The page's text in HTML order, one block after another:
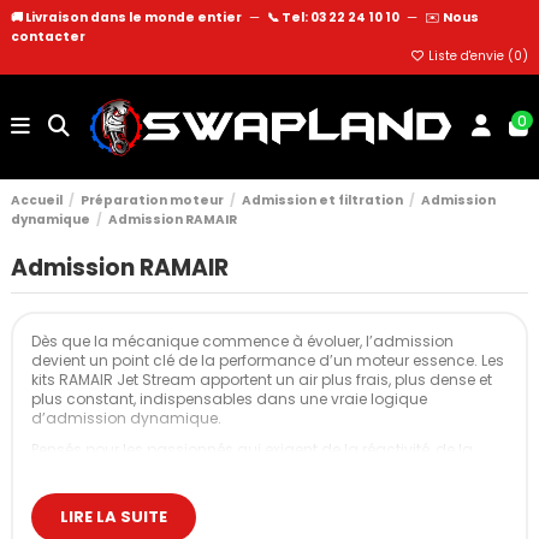
🚚 Livraison dans le monde entier — 📞 Tel: 03 22 24 10 10 — ✉️ Nous
contacter
Liste d'envie (0)
0
Accueil Préparation moteur Admission et filtration
Admission
dynamique
Admission RAMAIR
Admission RAMAIR
Dès que la mécanique commence à évoluer, l’admission
devient un point clé de la performance d’un moteur essence. Les
kits RAMAIR Jet Stream apportent un air plus frais, plus dense et
plus constant, indispensables dans une vraie logique
d’admission dynamique.
performant, étudié pour améliorer la respiration générale du
moteur.LIRE LA SUITE